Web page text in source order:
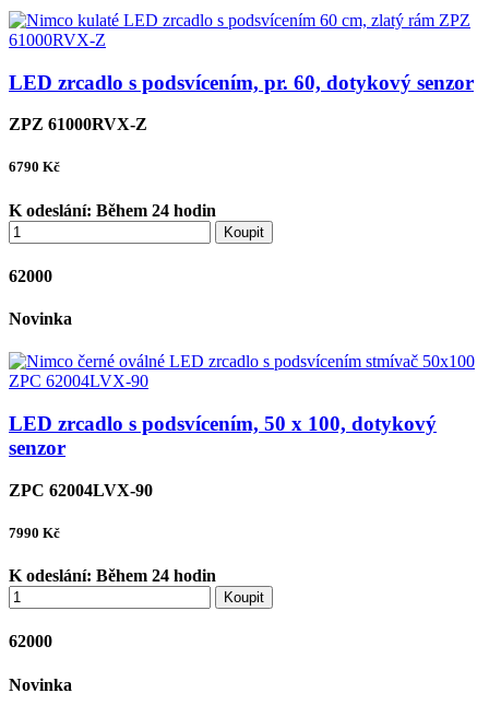
LED zrcadlo s podsvícením, pr. 60, dotykový senzor
ZPZ 61000RVX-Z
6790 Kč
K odeslání: Během 24 hodin
Koupit
62000
Novinka
LED zrcadlo s podsvícením, 50 x 100, dotykový
senzor
ZPC 62004LVX-90
7990 Kč
K odeslání: Během 24 hodin
Koupit
62000
Novinka